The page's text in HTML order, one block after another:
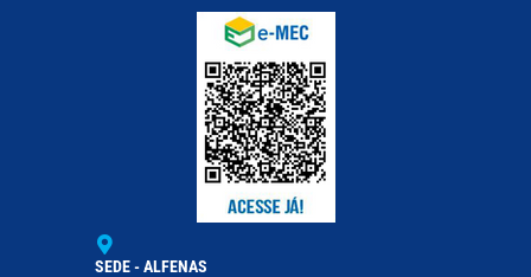
SEDE - ALFENAS